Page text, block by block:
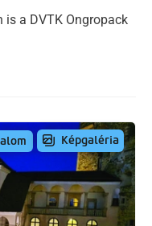
is a DVTK Ongropack
Képgaléria